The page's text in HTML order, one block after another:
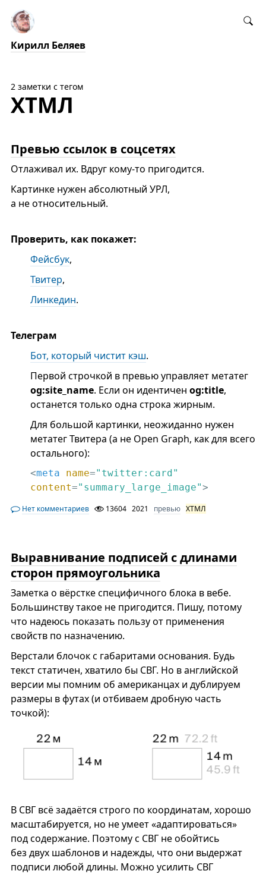
Кирилл Беляев
2 заметки с тегом
ХТМЛ
Превью ссылок в соцсетях
Отлаживал их. Вдруг кому-то пригодится.
Картинке нужен абсолютный УРЛ,
а не относительный.
Проверить, как покажет:
Фейсбук,
Твитер,
Линкедин.
Телеграм
Бот, который чистит кэш.
Первой строчкой в превью управляет метатег
og:site_name. Если он идентичен og:title,
останется только одна строка жирным.
Для большой картинки, неожиданно нужен
метатег Твитера (а не Open Graph, как для всего
остального):
<meta name="twitter:card"
content="summary_large_image">
Нет комментариев 13604 2021 превью ХТМЛ
Выравнивание подписей с длинами
сторон прямоугольника
Заметка о вёрстке специфичного блока в вебе.
Большинству такое не пригодится. Пишу, потому
что надеюсь показать пользу от применения
свойств по назначению.
Верстали блочок с габаритами основания. Будь
текст статичен, хватило бы СВГ. Но в английской
версии мы помним об американцах и дублируем
размеры в футах (и отбиваем дробную часть
точкой):
В СВГ всё задаётся строго по координатам, хорошо
масштабируется, но не умеет «адаптироваться»
под содержание. Поэтому c СВГ не обойтись
без двух шаблонов и надежды, что они выдержат
подписи любой длины. Можно усилить СВГ